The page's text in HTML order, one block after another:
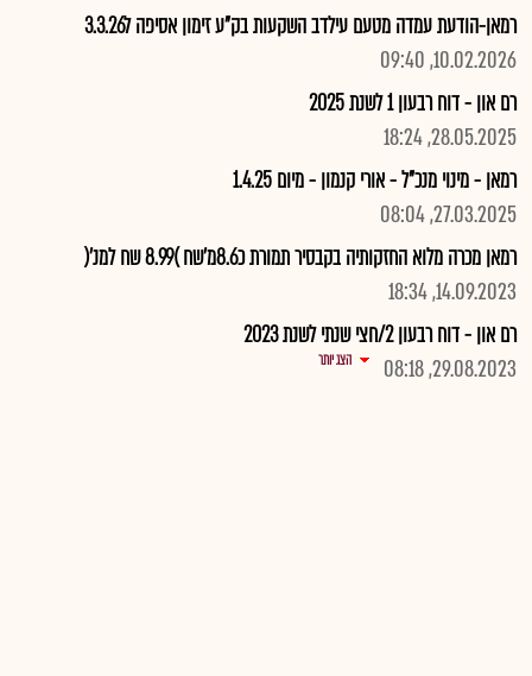
רמאן-הודעת עמדה מטעם עילדב השקעות בק"ע זימון אסיפה ל3.3.26
10.02.2026, 09:40
רם און - דוח רבעון 1 לשנת 2025
28.05.2025, 18:24
רמאן - מינוי מנכ"ל - אורי קנמון - מיום 1.4.25
27.03.2025, 08:04
רמאן מכרה מלוא החזקותיה בקבסיר תמורת כ8.6מ'שח )8.99 שח למנ'(
14.09.2023, 18:34
רם און - דוח רבעון 2/חצי שנתי לשנת 2023
29.08.2023, 08:18
הצג יותר